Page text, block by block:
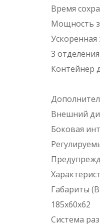
Время
Мощность
3 отделения
Контейнер
Внешний
Боковая
Габариты
185x60x62
Система